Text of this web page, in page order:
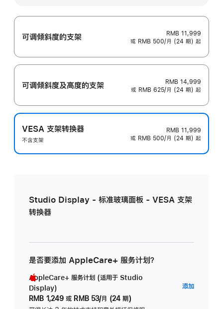
可调倾斜度的支架
RMB 11,999
或 RMB 500/月 (24 期) 起
可调倾斜度及高‍度的支‍架
RMB 14,999
或 RMB 625/月 (24 期) 起
VESA 支架转换器
不含支架
RMB 11,999
或 RMB 500/月 (24 期) 起
Studio Display - 标准玻璃面板 - VESA 支架
转换器
是否要添加 AppleCare+ 服务计划？
AppleCare+ 服务计划 (适用于 Studio
Display)
RMB 1,249 或 RMB 53/月 (24 期)
添加